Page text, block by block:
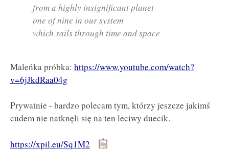
from a highly insignificant planet
one of nine in our system
which sails through time and space
Maleńka próbka: https://www.youtube.com/watch?
v=6jJkdRaa04g
Prywatnie - bardzo polecam tym, którzy jeszcze jakimś
cudem nie natknęli się na ten leciwy duecik.
https://xpil.eu/Sq1M2